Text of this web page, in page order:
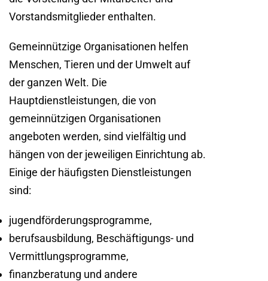
Vorstandsmitglieder enthalten.
Gemeinnützige Organisationen helfen
Menschen, Tieren und der Umwelt auf
der ganzen Welt. Die
Hauptdienstleistungen, die von
gemeinnützigen Organisationen
angeboten werden, sind vielfältig und
hängen von der jeweiligen Einrichtung ab.
Einige der häufigsten Dienstleistungen
sind:
jugendförderungsprogramme,
berufsausbildung, Beschäftigungs- und
Vermittlungsprogramme,
finanzberatung und andere